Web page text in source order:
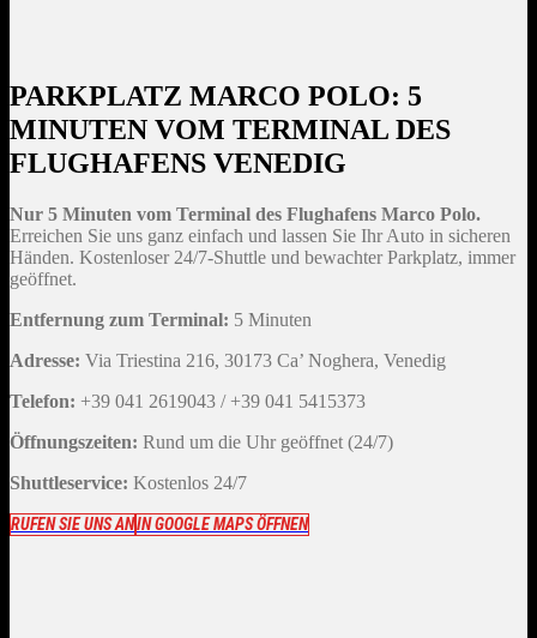
PARKPLATZ MARCO POLO: 5
MINUTEN VOM TERMINAL DES
FLUGHAFENS VENEDIG
Nur 5 Minuten vom Terminal des Flughafens Marco Polo.
Erreichen Sie uns ganz einfach und lassen Sie Ihr Auto in sicheren
Händen. Kostenloser 24/7-Shuttle und bewachter Parkplatz, immer
geöffnet.
Entfernung zum Terminal: 5 Minuten
Adresse: Via Triestina 216, 30173 Ca’ Noghera, Venedig
Telefon: +39 041 2619043 / +39 041 5415373
Öffnungszeiten: Rund um die Uhr geöffnet (24/7)
Shuttleservice: Kostenlos 24/7
RUFEN SIE UNS ANIN GOOGLE MAPS ÖFFNEN